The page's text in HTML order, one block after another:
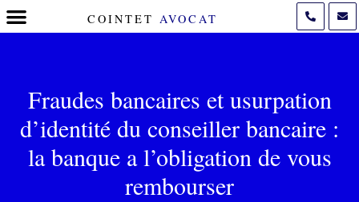
COINTET AVOCAT
Fraudes bancaires et usurpation
d’identité du conseiller bancaire :
la banque a l’obligation de vous
rembourser